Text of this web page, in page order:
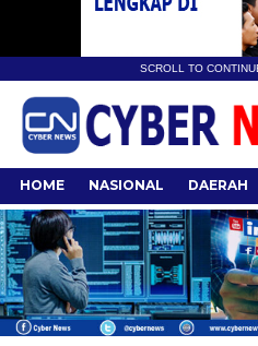
SCROLL TO
HOME NASIONAL DAERAH